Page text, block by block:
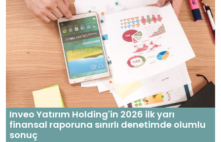
Inveo Yatırım Holding'in 2026 ilk yarı
finansal raporuna sınırlı denetimde olumlu
sonuç